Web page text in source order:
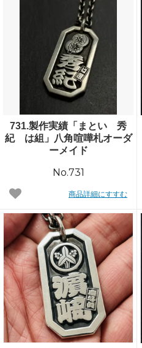
731.製作実績「まとい 秀
紀 は組」八角喧嘩札オーダ
ーメイド
No.731
商品詳細にすすむ